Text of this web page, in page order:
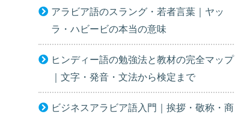
アラビア語のスラング・若者言葉｜ヤッ
ラ・ハビービの本当の意味
ヒンディー語の勉強法と教材の完全マップ
｜文字・発音・文法から検定まで
ビジネスアラビア語入門｜挨拶・敬称・商